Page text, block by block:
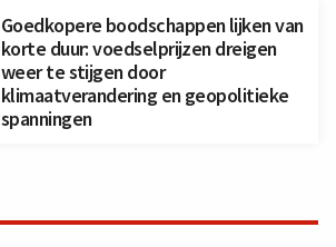
Goedkopere boodschappen lijken van
korte duur: voedselprijzen dreigen
weer te stijgen door
klimaatverandering en geopolitieke
spanningen